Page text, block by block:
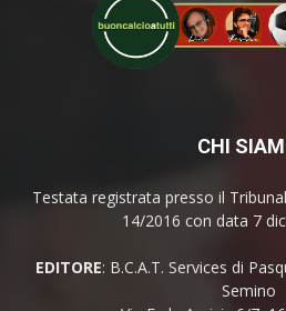
CHI
Testata registrata presso il
14/2016 con data 7
EDITORE: B.C.A.T. Services di
Semino